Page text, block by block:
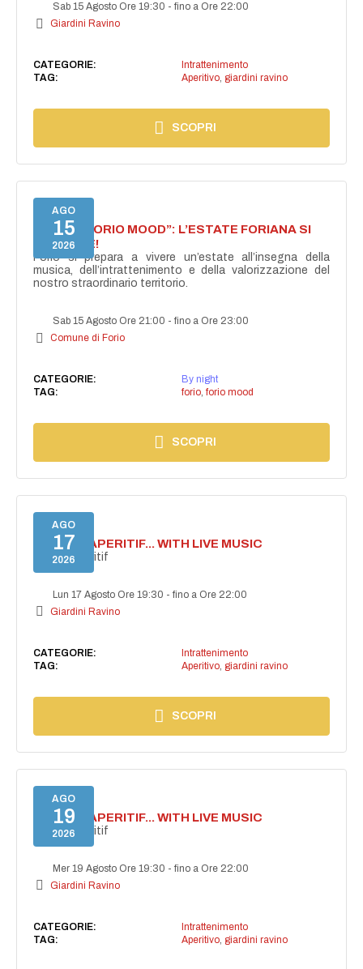
Sab 15 Agosto Ore 19:30 -fino a Ore 22:00
Giardini Ravino
CATEGORIE:
Intrattenimento
TAG:
Aperitivo, giardini ravino
SCOPRI
AGO
15
2026
NASCE “FORIO MOOD”: L’ESTATE FORIANA SI
ACCENDE!
Forio si prepara a vivere un’estate all’insegna della
musica, dell’intrattenimento e della valorizzazione del
nostro straordinario territorio.
Sab 15 Agosto Ore 21:00 -fino a Ore 23:00
Comune di Forio
CATEGORIE:
By night
TAG:
forio, forio mood
SCOPRI
AGO
17
2026
SECRET APERITIF... WITH LIVE MUSIC
Secret aperitif
Lun 17 Agosto Ore 19:30 -fino a Ore 22:00
Giardini Ravino
CATEGORIE:
Intrattenimento
TAG:
Aperitivo, giardini ravino
SCOPRI
AGO
19
2026
SECRET APERITIF... WITH LIVE MUSIC
Secret aperitif
Mer 19 Agosto Ore 19:30 -fino a Ore 22:00
Giardini Ravino
CATEGORIE:
Intrattenimento
TAG:
Aperitivo, giardini ravino